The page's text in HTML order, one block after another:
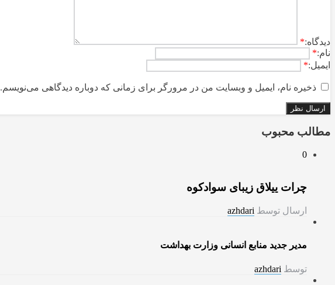
ديدگاه:*
نام:*
ایمیل:*
ذخیره نام، ایمیل و وبسایت من در مرورگر برای زمانی که دوباره دیدگاهی می‌نویسم.
مطالب محبوب
0
چرات ییلاق زیبای سوادکوه
ارسال توسط azhdari
مدیر جدید منابع انسانی وزارت بهداشت
توسط azhdari